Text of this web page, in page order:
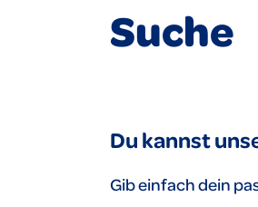
Suche
Du kannst
Gib einfach dein